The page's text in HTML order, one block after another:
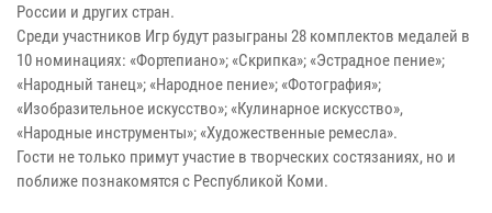
России и других стран.
Среди участников Игр будут разыграны 28 комплектов медалей в
10 номинациях: «Фортепиано»; «Скрипка»; «Эстрадное пение»;
«Народный танец»; «Народное пение»; «Фотография»;
«Изобразительное искусство»; «Кулинарное искусство»,
«Народные инструменты»; «Художественные ремесла».
Гости не только примут участие в творческих состязаниях, но и
поближе познакомятся с Республикой Коми.